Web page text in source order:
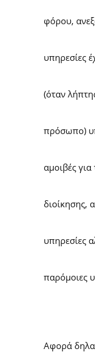
φόρου,
υπηρεσίες
(όταν
πρόσωπο)
αμοιβές για
διοίκησης,
υπηρεσίες
παρόμοιες
Αφορά